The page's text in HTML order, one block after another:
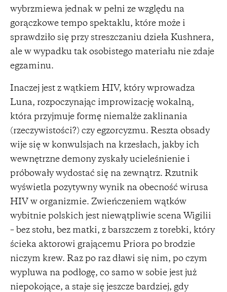
wybrzmiewa jednak w pełni ze względu na
gorączkowe tempo spektaklu, które może i
sprawdziło się przy streszczaniu dzieła Kushnera,
ale w wypadku tak osobistego materiału nie zdaje
egzaminu.
Inaczej jest z wątkiem HIV, który wprowadza
Luna, rozpoczynając improwizację wokalną,
która przyjmuje formę niemalże zaklinania
(rzeczywistości?) czy egzorcyzmu. Reszta obsady
wije się w konwulsjach na krzesłach, jakby ich
wewnętrzne demony zyskały ucieleśnienie i
próbowały wydostać się na zewnątrz. Rzutnik
wyświetla pozytywny wynik na obecność wirusa
HIV w organizmie. Zwieńczeniem wątków
wybitnie polskich jest niewątpliwie scena Wigilii
– bez stołu, bez matki, z barszczem z torebki, który
ścieka aktorowi grającemu Priora po brodzie
niczym krew. Raz po raz dławi się nim, po czym
wypluwa na podłogę, co samo w sobie jest już
niepokojące, a staje się jeszcze bardziej, gdy